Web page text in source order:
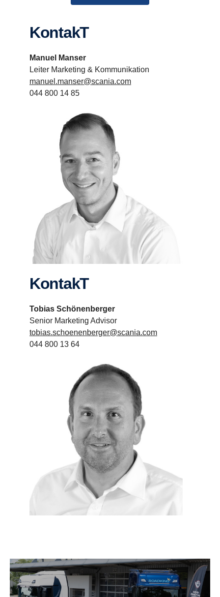
KontakT
Manuel Manser
Leiter Marketing & Kommunikation
manuel.manser@scania.com
044 800 14 85
KontakT
Tobias Schönenberger
Senior Marketing Advisor
tobias.schoenenberger@scania.com
044 800 13 64